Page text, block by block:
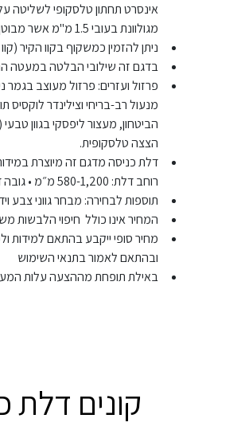
אינסרט תחתון טלסקופי לשליטה
מגולוונת בעובי 1.5 מ"מ אשר מבוטן לקיר או משקוף כיסוי מותקן על גבי משקוף קיים.
ניתן להזמין כמשקוף בקוו הקיר
בדגם זה שילובי הבלטה במעטה
פרזול ועזרים: פרזול מעוצב
מנעול רב-בריחי וצילינדר לוקסיס
הביטחון, מעצור ליפסקי בגוון
הצצה טלסקופית.
דלת כניסה מדגם זה מיוצרת
רוחב דלת: 580-1,200 מ״מ • גובה דלת: 1,890-2,400 מ״מ.
תוספות לבחירה: מבחר גווני צבע
המחיר אינו כולל חיפוי הלבשות
מחיר סופי ייקבע בהתאם למידות
ובהתאם לאמור בתנאי השימוש
באילת תופחת מההצעה עלות
קונים דלת